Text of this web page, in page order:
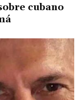
cubano